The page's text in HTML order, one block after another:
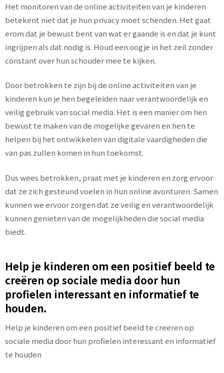
Het monitoren van de online activiteiten van je kinderen
betekent niet dat je hun privacy moet schenden. Het gaat
erom dat je bewust bent van wat er gaande is en dat je kunt
ingrijpen als dat nodig is. Houd een oogje in het zeil zonder
constant over hun schouder mee te kijken.
Door betrokken te zijn bij de online activiteiten van je
kinderen kun je hen begeleiden naar verantwoordelijk en
veilig gebruik van social media. Het is een manier om hen
bewust te maken van de mogelijke gevaren en hen te
helpen bij het ontwikkelen van digitale vaardigheden die
van pas zullen komen in hun toekomst.
Dus wees betrokken, praat met je kinderen en zorg ervoor
dat ze zich gesteund voelen in hun online avonturen. Samen
kunnen we ervoor zorgen dat ze veilig en verantwoordelijk
kunnen genieten van de mogelijkheden die social media
biedt.
Help je kinderen om een ​​positief beeld te
creëren op sociale media door hun
profielen interessant en informatief te
houden.
Help je kinderen om een positief beeld te creëren op
sociale media door hun profielen interessant en informatief
te houden